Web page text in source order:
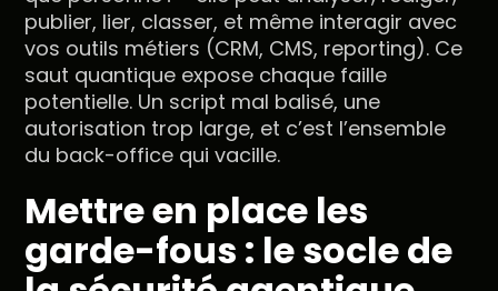
publier, lier, classer, et même interagir avec
vos outils métiers (CRM, CMS, reporting). Ce
saut quantique expose chaque faille
potentielle. Un script mal balisé, une
autorisation trop large, et c’est l’ensemble
du back-office qui vacille.
Mettre en place les
garde-fous : le socle de